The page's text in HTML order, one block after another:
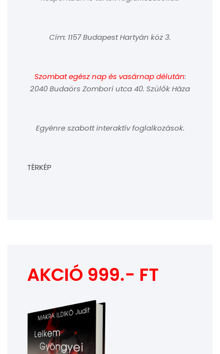
Cím: 1157 Budapest Hartyán köz 3.
Szombat egész nap és vasárnap délután:
2040 Budaörs Zombori utca 40. Szülők Háza
Egyénre szabott interaktív foglalkozások.
TÉRKÉP
AKCIÓ 999.- FT